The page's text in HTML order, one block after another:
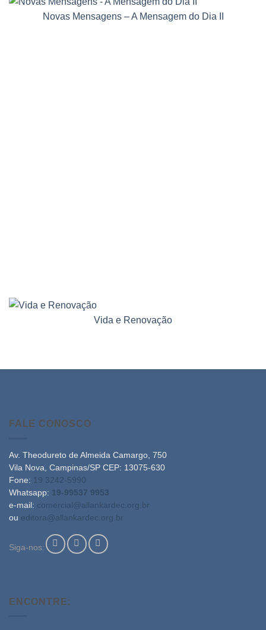
Novas Mensagens – A Mensagem do Dia II
Vida e Renovação
FALE CONOSCO
Av. Theodureto de Almeida Camargo, 750
Vila Nova, Campinas/SP CEP: 13075-630
Fone: 19 3242-5990
Whatsapp: 19-99537 9953
e-mail: comercial@allankardec.org.br
ou editora@allankardec.org.br
Siga-nos:
ENCONTRE: